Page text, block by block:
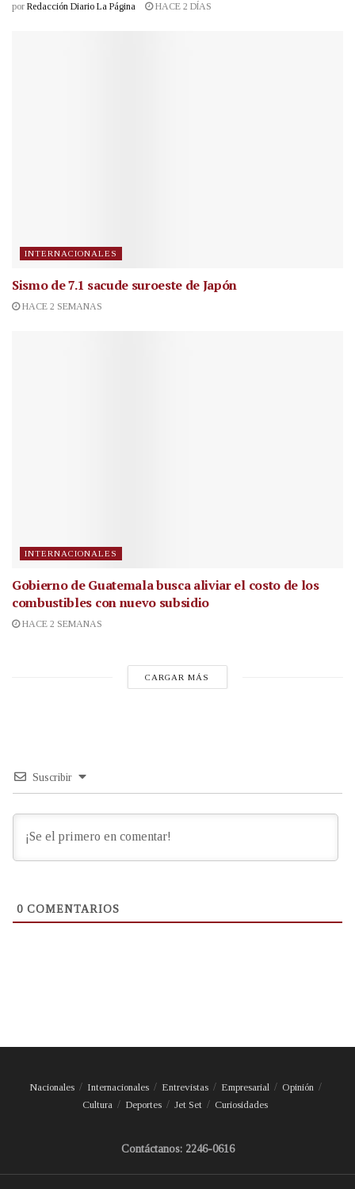
por Redacción Diario La Página HACE 2 DÍAS
INTERNACIONALES
Sismo de 7.1 sacude suroeste de Japón
HACE 2 SEMANAS
INTERNACIONALES
Gobierno de Guatemala busca aliviar el costo de los
combustibles con nuevo subsidio
HACE 2 SEMANAS
CARGAR MÁS
Suscribir
0 COMENTARIOS
Nacionales Internacionales Entrevistas Empresarial
Opinión
Cultura
Deportes Jet Set Curiosidades
Contáctanos: 2246-0616